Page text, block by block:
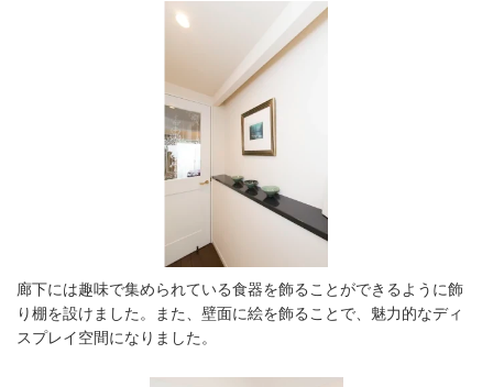
廊下には趣味で集められている⾷器を飾ることができるように飾
り棚を設けました。また、壁⾯に絵を飾ることで、魅⼒的なディ
スプレイ空間になりました。